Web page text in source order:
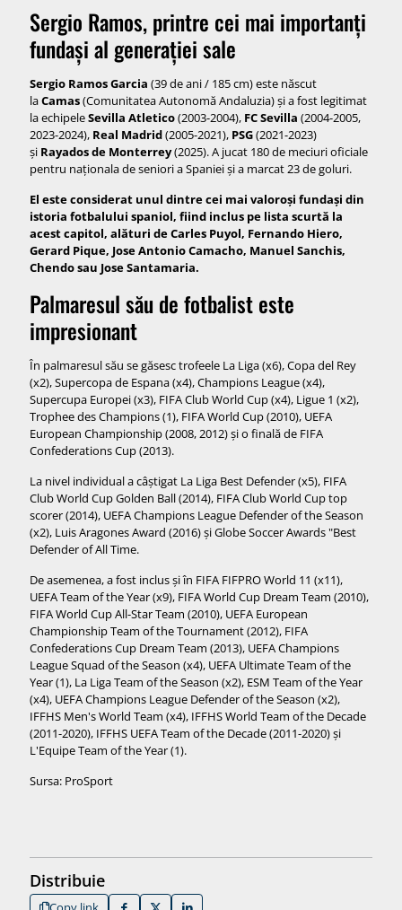
Sergio Ramos, printre cei mai importanți
fundași al generației sale
Sergio Ramos Garcia (39 de ani / 185 cm) este născut
laCamas(Comunitatea Autonomă Andaluzia) și a fost legitimat
la echipeleSevilla Atletico(2003-2004), FC Sevilla (2004-2005,
2023-2024), Real Madrid(2005-2021), PSG(2021-2023)
și Rayados de Monterrey(2025). A jucat 180 de meciuri oficiale
pentru naționala de seniori a Spaniei și a marcat 23 de goluri.
El este considerat unul dintre cei mai valoroși fundași din
istoria fotbalului spaniol, fiind inclus pe lista scurtă la
acest capitol, alături de Carles Puyol, Fernando Hiero,
Gerard Pique, Jose Antonio Camacho, Manuel Sanchis,
Chendo sau Jose Santamaria.
Palmaresul său de fotbalist este
impresionant
În palmaresul său se găsesc trofeele La Liga (x6), Copa del Rey
(x2), Supercopa de Espana (x4), Champions League (x4),
Supercupa Europei (x3), FIFA Club World Cup (x4), Ligue 1 (x2),
Trophee des Champions (1), FIFA World Cup (2010), UEFA
European Championship (2008, 2012) și o finală de FIFA
Confederations Cup (2013).
La nivel individual a câștigat La Liga Best Defender (x5), FIFA
Club World Cup Golden Ball (2014), FIFA Club World Cup top
scorer (2014), UEFA Champions League Defender of the Season
(x2), Luis Aragones Award (2016) și Globe Soccer Awards "Best
Defender of All Time.
De asemenea, a fost inclus și în FIFA FIFPRO World 11 (x11),
UEFA Team of the Year (x9), FIFA World Cup Dream Team (2010),
FIFA World Cup All-Star Team (2010), UEFA European
Championship Team of the Tournament (2012), FIFA
Confederations Cup Dream Team (2013), UEFA Champions
League Squad of the Season (x4), UEFA Ultimate Team of the
Year (1), La Liga Team of the Season (x2), ESM Team of the Year
(x4), UEFA Champions League Defender of the Season (x2),
IFFHS Men's World Team (x4), IFFHS World Team of the Decade
(2011-2020), IFFHS UEFA Team of the Decade (2011-2020) și
L'Equipe Team of the Year (1).
Sursa: ProSport
Distribuie